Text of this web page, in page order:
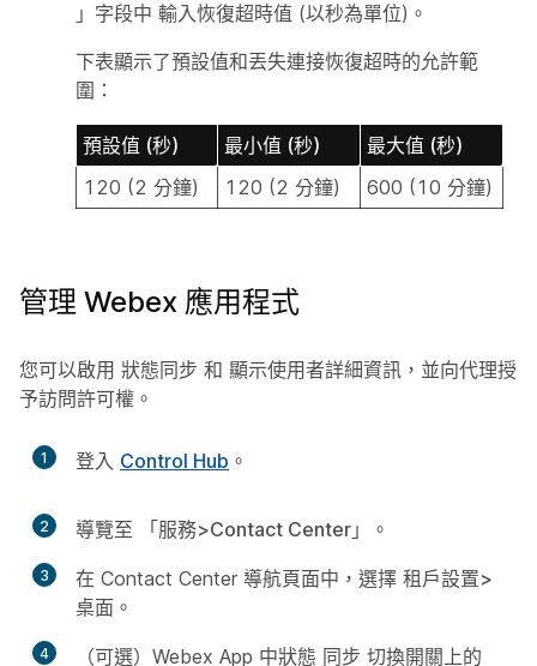
」字段中 輸入恢復超時值 (以秒為單位)。
下表顯示了預設值和丟失連接恢復超時的允許範
圍：
預設值 (秒) 最小值 (秒)
最大值 (秒)
120 (2 分鐘)
120 (2 分鐘) 600 (10 分鐘)
管理 Webex 應用程式
您可以啟用 狀態同步 和 顯示使用者詳細資訊 ，並向代理授
予訪問許可權。
1 登入 Control Hub 。
2 導覽至 「服務>Contact Center 」。
3 在 Contact Center 導航頁面中，選擇 租戶設置>
桌面 。
4 （可選）Webex App 中狀態 同步 切換開關上的